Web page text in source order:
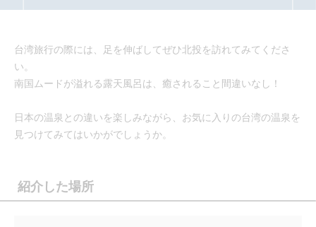
台湾旅行の際には、足を伸ばしてぜひ北投を訪れてみてくださ
い。
南国ムードが溢れる露天風呂は、癒されること間違いなし！
日本の温泉との違いを楽しみながら、お気に入りの台湾の温泉を
見つけてみてはいかがでしょうか。
紹介した場所